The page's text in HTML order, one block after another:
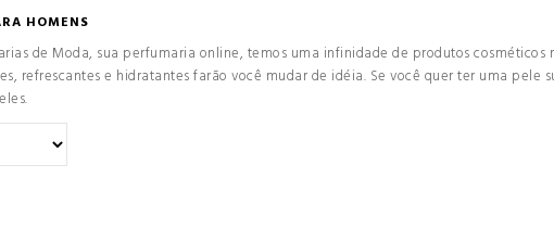
HOMENS
de Moda, sua perfumaria online, temos uma infinidade de produtos
refrescantes e hidratantes farão você mudar de idéia. Se você quer ter uma